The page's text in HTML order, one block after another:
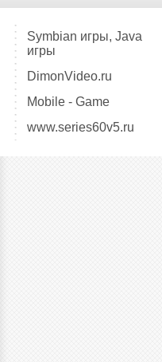
Symbian игры, Java
игры
DimonVideo.ru
Mobile - Game
www.series60v5.ru